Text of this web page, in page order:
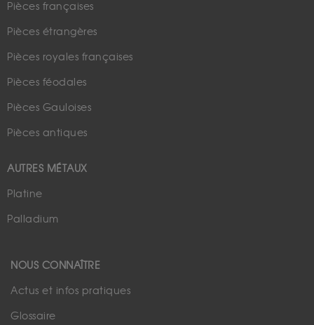
Pièces françaises
Pièces étrangères
Pièces royales françaises
Pièces féodales
Pièces Gauloises
Pièces antiques
AUTRES MÉTAUX
Platine
Palladium
NOUS CONNAÎTRE
Actus et infos pratiques
Glossaire